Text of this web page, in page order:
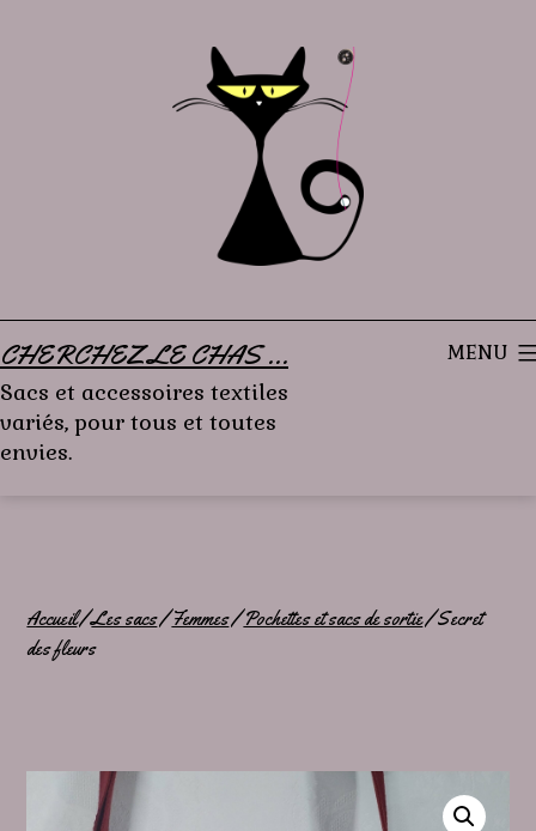
CHERCHEZ LE CHAS ...
Sacs et accessoires textiles
variés, pour tous et toutes
envies.
MENU
Accueil/Les sacs/Femmes/Pochettes et sacs de sortie/ Secret
des fleurs